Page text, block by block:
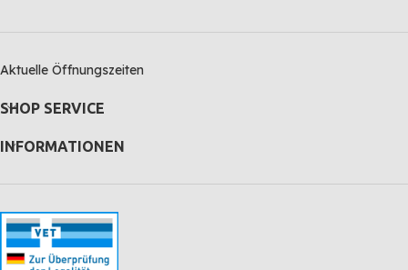
Aktuelle Öffnungszeiten
SHOP SERVICE
INFORMATIONEN